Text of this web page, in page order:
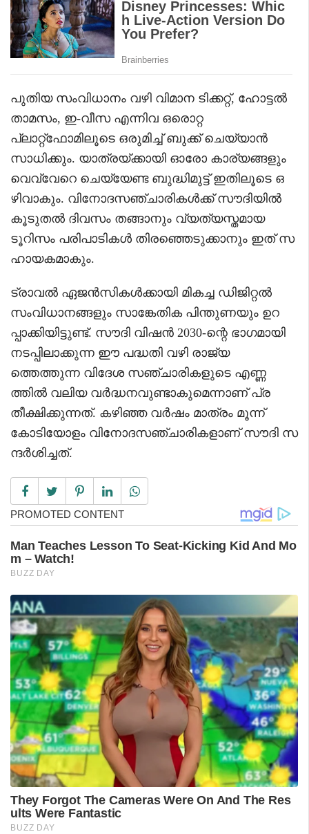
പുതിയ സംവിധാനം വഴി വിമാന ടിക്കറ്റ്, ഹോട്ടൽ
താമസം, ഇ-വീസ എന്നിവ ഒരൊറ്റ
പ്ലാറ്റ്‌ഫോമിലൂടെ ഒരുമിച്ച് ബുക്ക് ചെയ്യാൻ
സാധിക്കും. യാത്രയ്ക്കായി ഓരോ കാര്യങ്ങളും
വെവ്വേറെ ചെയ്യേണ്ട ബുദ്ധിമുട്ട് ഇതിലൂടെ ഒ
ഴിവാകും. വിനോദസഞ്ചാരികൾക്ക് സൗദിയിൽ
കൂടുതൽ ദിവസം തങ്ങാനും വ്യത്യസ്തമായ
ടൂറിസം പരിപാടികൾ തിരഞ്ഞെടുക്കാനും ഇത് സ
ഹായകമാകും.
ട്രാവൽ ഏജൻസികൾക്കായി മികച്ച ഡിജിറ്റൽ
സംവിധാനങ്ങളും സാങ്കേതിക പിന്തുണയും ഉറ
പ്പാക്കിയിട്ടുണ്ട്. സൗദി വിഷൻ 2030-ന്റെ ഭാഗമായി
നടപ്പിലാക്കുന്ന ഈ പദ്ധതി വഴി രാജ്യ
ത്തെത്തുന്ന വിദേശ സഞ്ചാരികളുടെ എണ്ണ
ത്തിൽ വലിയ വർദ്ധനവുണ്ടാകുമെന്നാണ് പ്ര
തീക്ഷിക്കുന്നത്. കഴിഞ്ഞ വർഷം മാത്രം മൂന്ന്
കോടിയോളം വിനോദസഞ്ചാരികളാണ് സൗദി സ
ന്ദർശിച്ചത്.